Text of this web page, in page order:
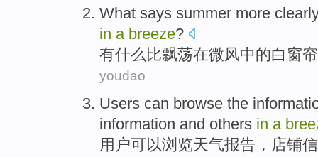
What says summer more
in a breeze?
有什么比飘荡在微风中的白 窗帘
youdao
Users can browse the
information and others in a
用户可以浏览天气报告 ， 店铺